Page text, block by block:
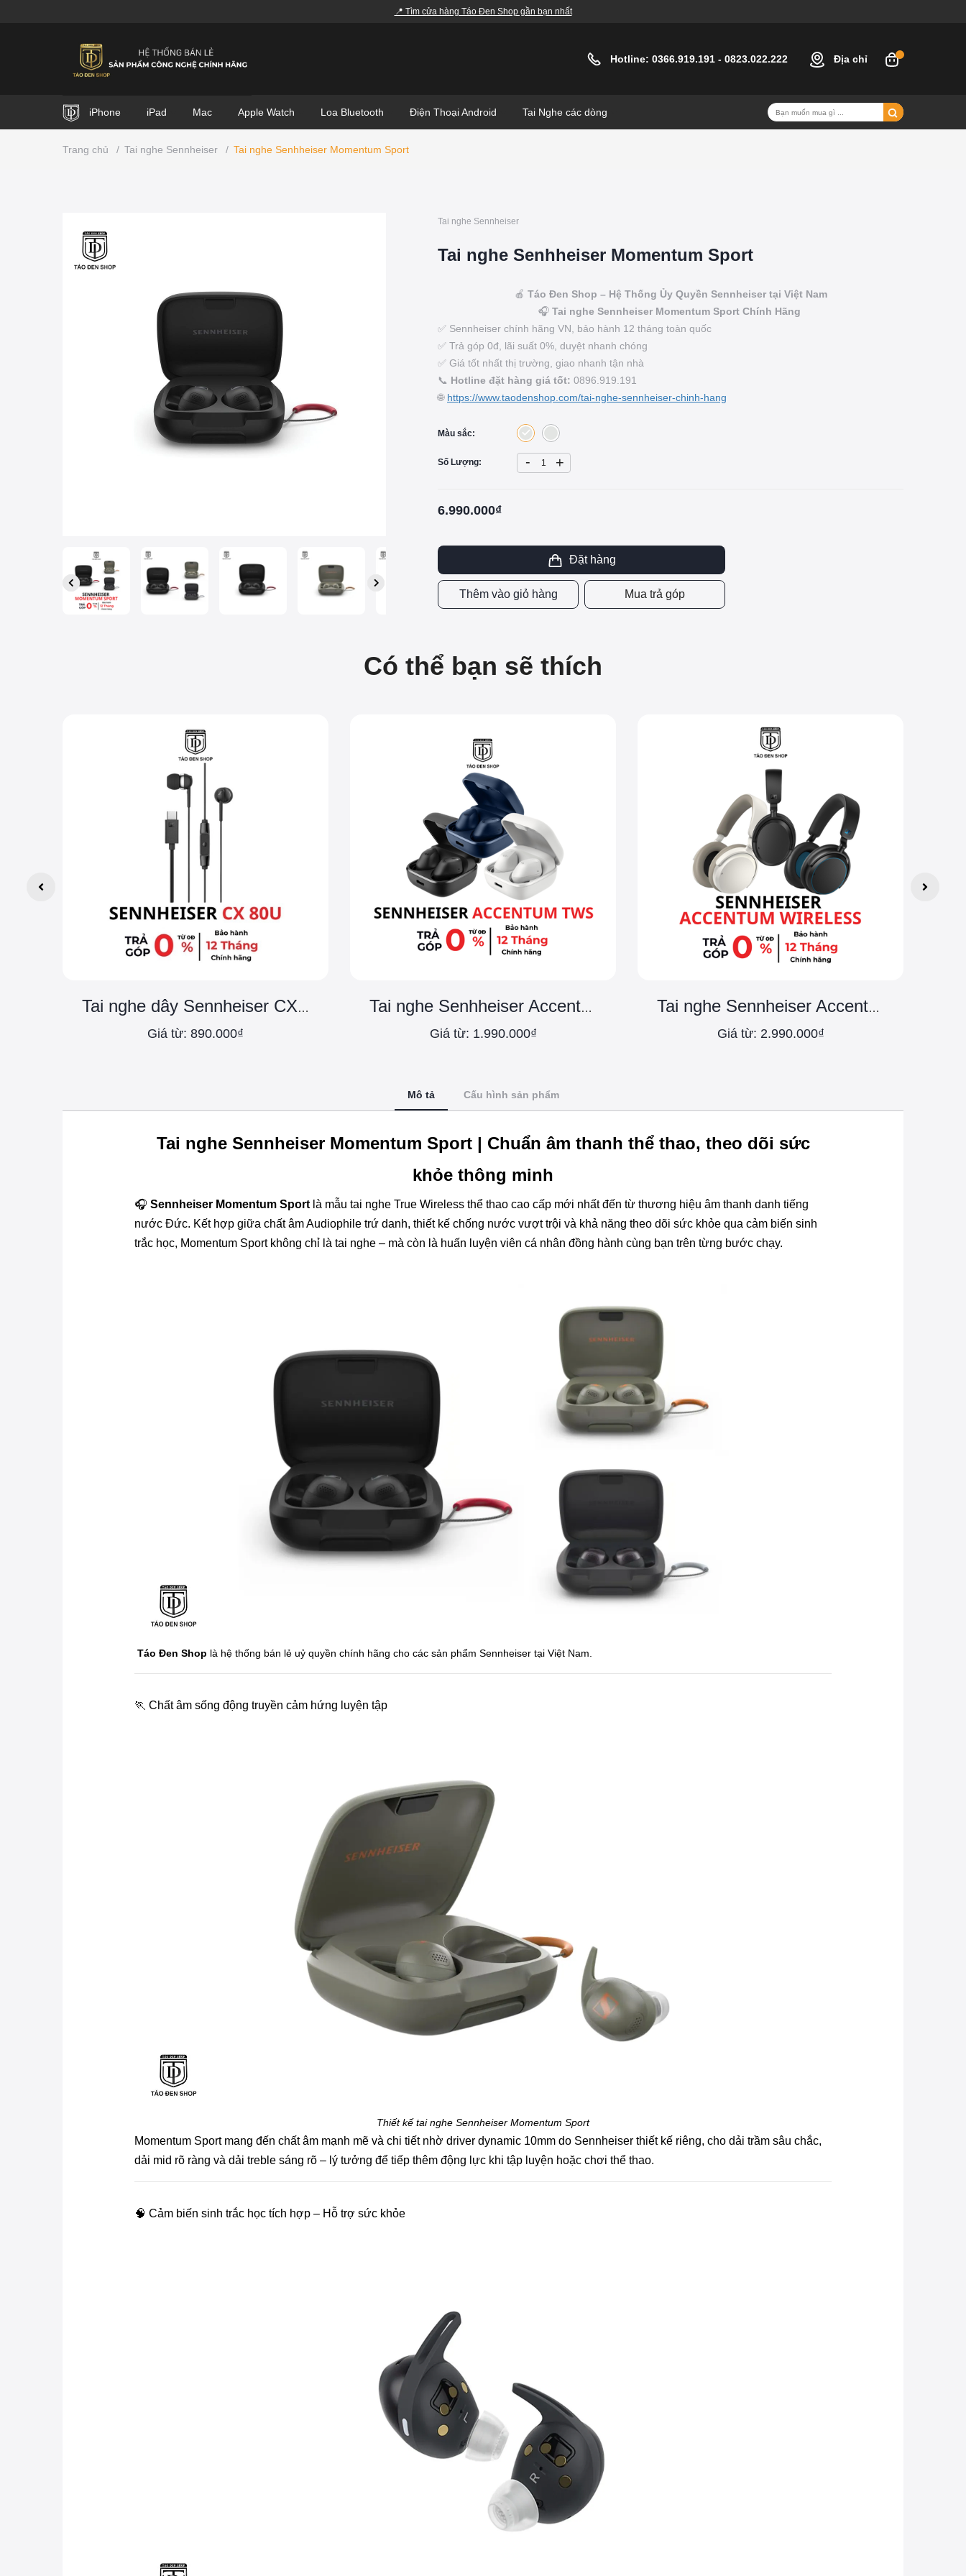
📍 Tìm cửa hàng Táo Đen Shop gần bạn nhất
Hotline: 0366.919.191 - 0823.022.222 Địa chỉ
iPhone iPad Mac Apple Watch Loa Bluetooth Điện Thoại Android Tai Nghe các dòng
Trang chủ / Tai nghe Sennheiser / Tai nghe Senhheiser Momentum Sport
Tai nghe Sennheiser
Tai nghe Senhheiser Momentum Sport
🍎 Táo Đen Shop – Hệ Thống Ủy Quyền Sennheiser tại Việt Nam
🎧 Tai nghe Sennheiser Momentum Sport Chính Hãng
✅ Sennheiser chính hãng VN, bảo hành 12 tháng toàn quốc
✅ Trả góp 0đ, lãi suất 0%, duyệt nhanh chóng
✅ Giá tốt nhất thị trường, giao nhanh tận nhà
📞 Hotline đặt hàng giá tốt: 0896.919.191
🌐 https://www.taodenshop.com/tai-nghe-sennheiser-chinh-hang
Màu sắc:
Số Lượng: - +
6.990.000₫
Đặt hàng
Thêm vào giỏ hàng Mua trả góp
Có thể bạn sẽ thích
Tai nghe dây Sennheiser CX 80U Type-C
Giá từ: 890.000₫
Tai nghe Senhheiser Accentum TWS
Giá từ: 1.990.000₫
Tai nghe Sennheiser Accentum Wireless
Giá từ: 2.990.000₫
Mô tả Cấu hình sản phẩm
Tai nghe Sennheiser Momentum Sport | Chuẩn âm thanh thể thao, theo dõi sức
khỏe thông minh
🎧 Sennheiser Momentum Sport là mẫu tai nghe True Wireless thể thao cao cấp mới nhất đến từ thương hiệu âm thanh danh tiếng
nước Đức. Kết hợp giữa chất âm Audiophile trứ danh, thiết kế chống nước vượt trội và khả năng theo dõi sức khỏe qua cảm biến sinh
trắc học, Momentum Sport không chỉ là tai nghe – mà còn là huấn luyện viên cá nhân đồng hành cùng bạn trên từng bước chạy.
Táo Đen Shop là hệ thống bán lẻ uỷ quyền chính hãng cho các sản phẩm Sennheiser tại Việt Nam.
🏃 Chất âm sống động truyền cảm hứng luyện tập
Thiết kế tai nghe Sennheiser Momentum Sport
Momentum Sport mang đến chất âm mạnh mẽ và chi tiết nhờ driver dynamic 10mm do Sennheiser thiết kế riêng, cho dải trầm sâu chắc,
dải mid rõ ràng và dải treble sáng rõ – lý tưởng để tiếp thêm động lực khi tập luyện hoặc chơi thể thao.
🧠 Cảm biến sinh trắc học tích hợp – Hỗ trợ sức khỏe